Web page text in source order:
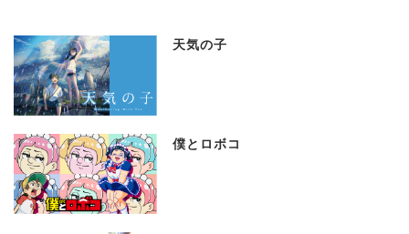
天気の子
僕とロボコ